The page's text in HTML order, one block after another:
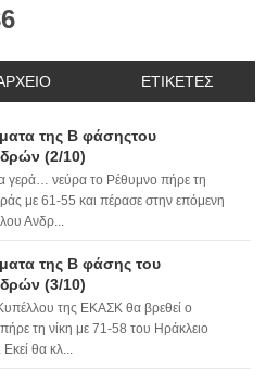
ΕΤΙΚΕΤΕΣ
της Β φάσηςτου
(2/10)
γερά… νεύρα το Ρέθυμνο πήρε τη
με 61-55 και πέρασε στην επόμενη
Ανδρ...
της Β φάσης του
(3/10)
της ΕΚΑΣΚ θα βρεθεί ο
τη νίκη με 71-58 του Ηράκλειο
θα κλ...